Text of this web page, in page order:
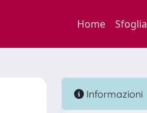
Home Sfoglia
Informazioni